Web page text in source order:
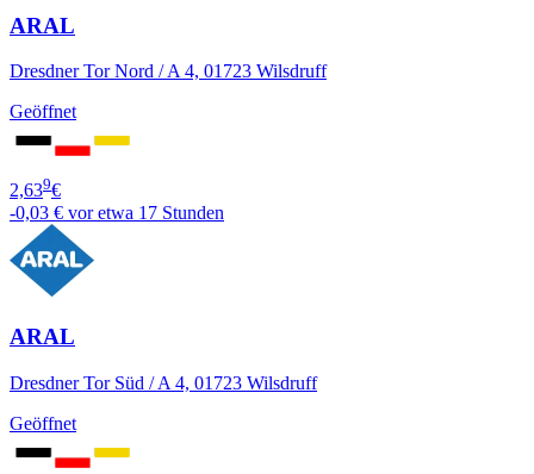
ARAL
Dresdner Tor Nord / A 4, 01723 Wilsdruff
Geöffnet
2,639€
-0,03 € vor etwa 17 Stunden
ARAL
Dresdner Tor Süd / A 4, 01723 Wilsdruff
Geöffnet